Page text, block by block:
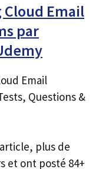
Email
par
Email
Questions &
plus de
et ont posté 84+